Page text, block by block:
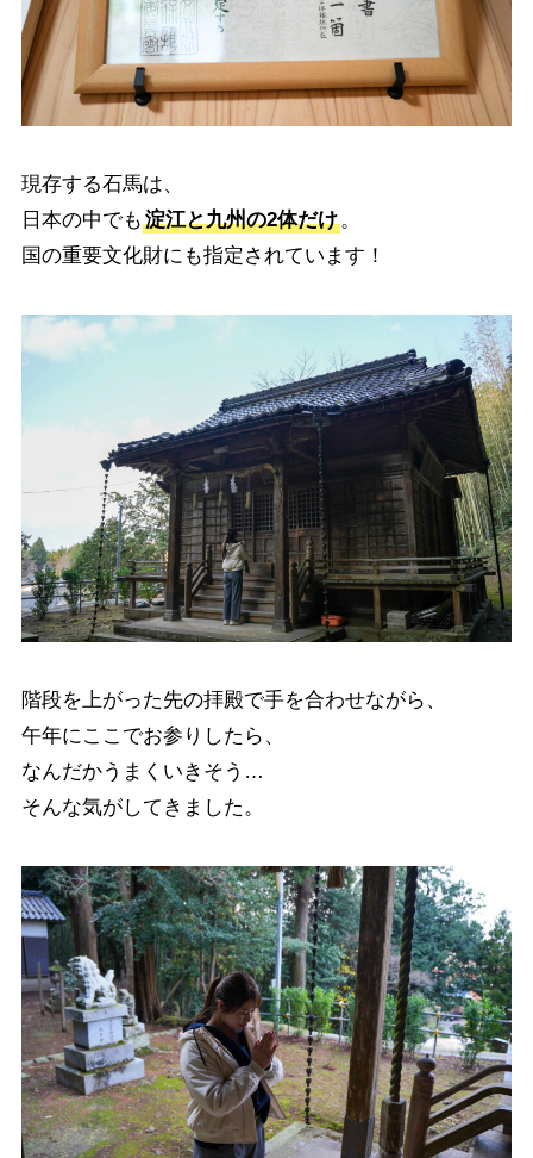
現存する石馬は、
日本の中でも 淀江と九州の2体だけ。
国の重要文化財にも指定されています！
階段を上がった先の拝殿で手を合わせながら、
午年にここでお参りしたら、
なんだかうまくいきそう…
そんな気がしてきました。